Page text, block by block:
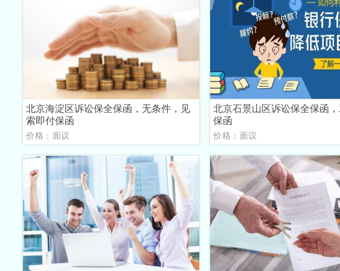
北京海淀区诉讼保全保函，无条件，见
索即付保函
价格：面议
北京石景山区诉讼保全保函
保函
价格：面议